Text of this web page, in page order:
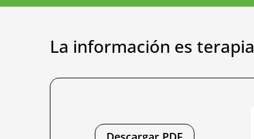
La información es terapia